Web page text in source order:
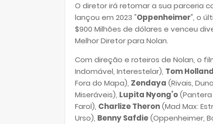
O diretor irá retomar a sua parceria
lançou em 2023 "Oppenheimer", o
$900 Milhões de dólares e venceu
Melhor Diretor para Nolan.
Com direção e roteiros de Nolan, o
Indomável, Interestelar), Tom Holland
Fora do Mapa), Zendaya (Rivais,
Miseráveis), Lupita Nyong’o(Pantera
Farol), Charlize Theron(Mad Max:
Urso), Benny Safdie(Oppenheimer,